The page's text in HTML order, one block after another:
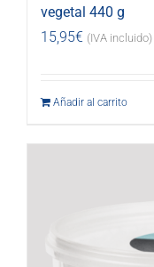
vegetal 440 g
15,95€ (IVA incluido)
Añadir al carrito